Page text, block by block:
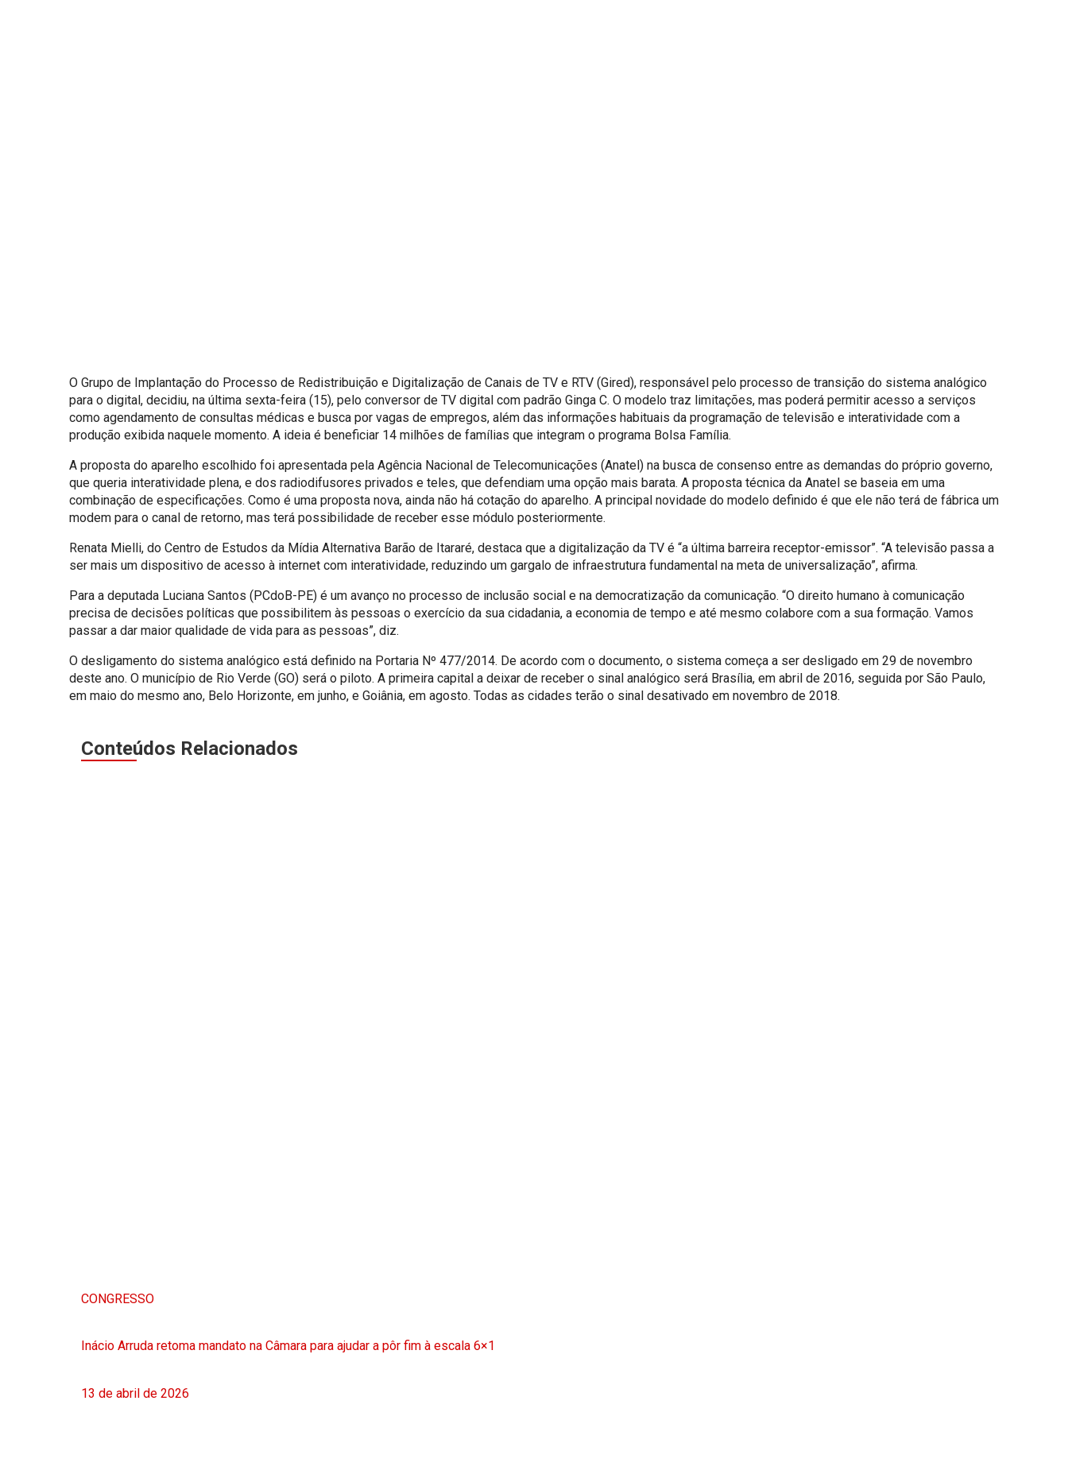
O Grupo de Implantação do Processo de Redistribuição e Digitalização de Canais de TV e RTV (Gired), responsável pelo processo de transição do sistema analógico
para o digital, decidiu, na última sexta-feira (15), pelo conversor de TV digital com padrão Ginga C. O modelo traz limitações, mas poderá permitir acesso a serviços
como agendamento de consultas médicas e busca por vagas de empregos, além das informações habituais da programação de televisão e interatividade com a
produção exibida naquele momento. A ideia é beneficiar 14 milhões de famílias que integram o programa Bolsa Família.
A proposta do aparelho escolhido foi apresentada pela Agência Nacional de Telecomunicações (Anatel) na busca de consenso entre as demandas do próprio governo,
que queria interatividade plena, e dos radiodifusores privados e teles, que defendiam uma opção mais barata. A proposta técnica da Anatel se baseia em uma
combinação de especificações. Como é uma proposta nova, ainda não há cotação do aparelho. A principal novidade do modelo definido é que ele não terá de fábrica um
modem para o canal de retorno, mas terá possibilidade de receber esse módulo posteriormente.
Renata Mielli, do Centro de Estudos da Mídia Alternativa Barão de Itararé, destaca que a digitalização da TV é “a última barreira receptor-emissor”. “A televisão passa a
ser mais um dispositivo de acesso à internet com interatividade, reduzindo um gargalo de infraestrutura fundamental na meta de universalização”, afirma.
Para a deputada Luciana Santos (PCdoB-PE) é um avanço no processo de inclusão social e na democratização da comunicação. “O direito humano à comunicação
precisa de decisões políticas que possibilitem às pessoas o exercício da sua cidadania, a economia de tempo e até mesmo colabore com a sua formação. Vamos
passar a dar maior qualidade de vida para as pessoas”, diz.
O desligamento do sistema analógico está definido na Portaria Nº 477/2014. De acordo com o documento, o sistema começa a ser desligado em 29 de novembro
deste ano. O município de Rio Verde (GO) será o piloto. A primeira capital a deixar de receber o sinal analógico será Brasília, em abril de 2016, seguida por São Paulo,
em maio do mesmo ano, Belo Horizonte, em junho, e Goiânia, em agosto. Todas as cidades terão o sinal desativado em novembro de 2018.
Conteúdos Relacionados
CONGRESSO
Inácio Arruda retoma mandato na Câmara para ajudar a pôr fim à escala 6×1
13 de abril de 2026